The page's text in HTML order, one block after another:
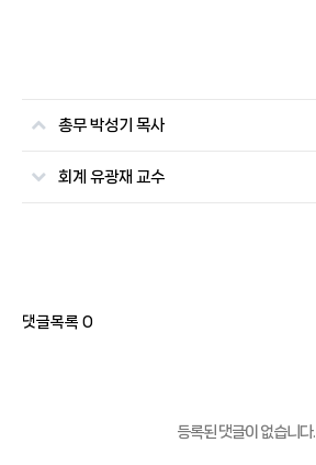
총무 박성기 목사
회계 유광재 교수
댓글목록 0
등록된 댓글이 없습니다.